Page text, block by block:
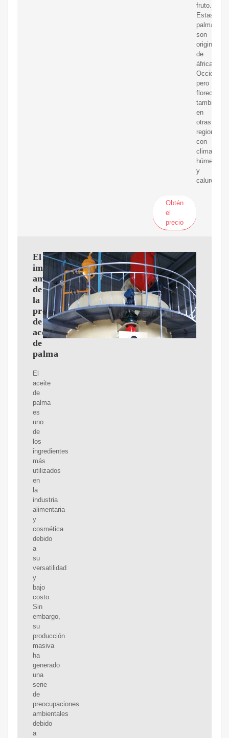
fruto.
Estas
palmas
son
originarias
de
áfrica
pero
florecen
también
en
otras
regiones
con
climas
húmedos
y
calurosos.
Obtén
el
precio
El
impacto
ambiental
de
la
producción
de
aceite
de
palma
El
aceite
de
palma
es
uno
de
los
ingredientes
más
utilizados
en
la
industria
alimentaria
y
cosmética
debido
a
su
versatilidad
y
bajo
costo.
Sin
embargo,
su
producción
masiva
ha
generado
una
serie
de
preocupaciones
ambientales
debido
a